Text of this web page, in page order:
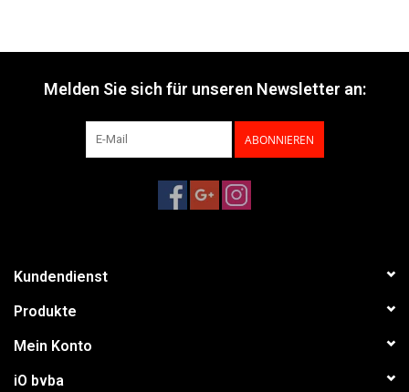
Melden Sie sich für unseren Newsletter an:
ABONNIEREN
Kundendienst
Produkte
Mein Konto
iO bvba